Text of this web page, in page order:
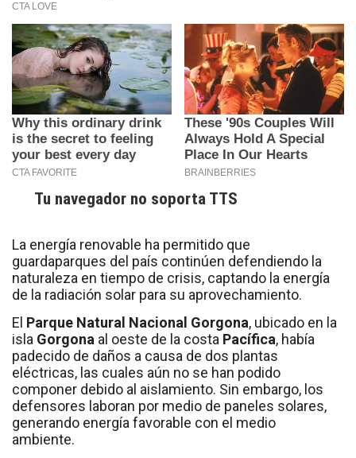
Tu navegador no soporta TTS
La energía renovable ha permitido que
guardaparques del país continúen defendiendo la
naturaleza en tiempo de crisis, captando la energía
de la radiación solar para su aprovechamiento.
El Parque Natural Nacional Gorgona, ubicado en la
isla Gorgona al oeste de la costa Pacífica, había
padecido de daños a causa de dos plantas
eléctricas, las cuales aún no se han podido
componer debido al aislamiento. Sin embargo, los
defensores laboran por medio de paneles solares,
generando energía favorable con el medio
ambiente.